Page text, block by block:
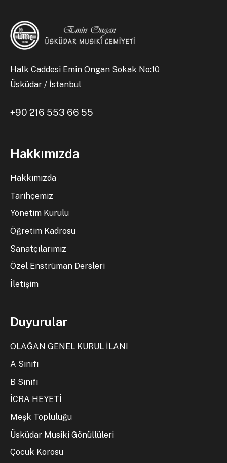
Halk Caddesi Emin Ongan Sokak No:10
Üsküdar / İstanbul
+90 216 553 66 55
Hakkımızda
Hakkımızda
Tarihçemiz
Yönetim Kurulu
Öğretim Kadrosu
Sanatçılarımız
Özel Enstrüman Dersleri
İletişim
Duyurular
OLAĞAN GENEL KURUL İLANI
A Sınıfı
B Sınıfı
İCRA HEYETİ
Meşk Topluluğu
Üsküdar Musiki Gönüllüleri
Çocuk Korosu